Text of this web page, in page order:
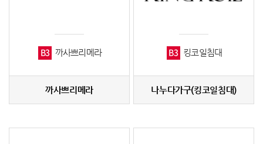
B3 까사쁘리메라
까사쁘리메라
B3 킹코일침대
나누다가구(킹코일침대)